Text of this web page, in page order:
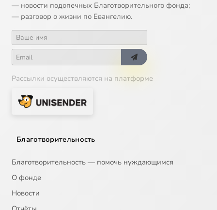
— новости подопечных Благотворительного фонда;
— разговор о жизни по Евангелию.
Рассылки осуществляются на платформе
Благотворительность
Благотворительность — помочь нуждающимся
О фонде
Новости